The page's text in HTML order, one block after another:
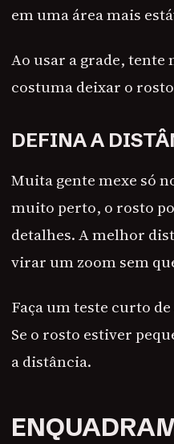
em uma área mais
Ao usar a grade,
costuma deixar o
DEFINA A
Muita gente mexe só
muito perto, o rosto
detalhes. A melhor
virar um zoom sem
Faça um teste curto
Se o rosto estiver
a distância.